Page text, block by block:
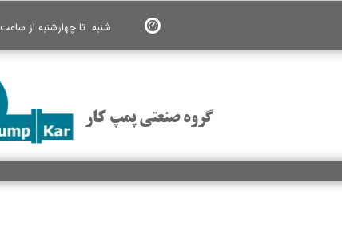
گروه صنعتی پمپ کار
شنبه تا چهارشنبه از ساعت 17:30 الی 09:00